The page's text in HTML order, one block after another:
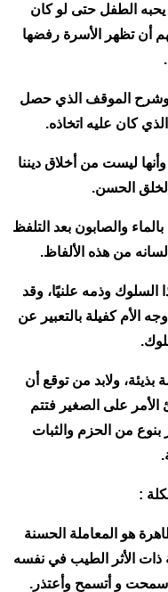
يحبه الطفل حتى لو كان
أن تظهر الأسرة رفضها
وشرح الموقف الذي حصل
كان عليه اتخاذه.
ليست من أخلاق ديننا
الحسن.
والصابون بعد التلفظ
من هذه الألفاظ.
السلوك وذمه علنيًا، وقد
الأم كفيلة بالتعبير عن
بذيئة، ولابد من توقع أن
على الصغير فتتم
بنوع من الحزم والثبات
:
هو المعاملة الحسنة
ذات الأثر الطيب في نفسه
و أتسمح وأعتذر.